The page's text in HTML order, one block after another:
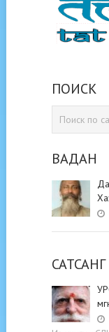
ПОИСК
ВАДАН